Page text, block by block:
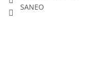
SANEO